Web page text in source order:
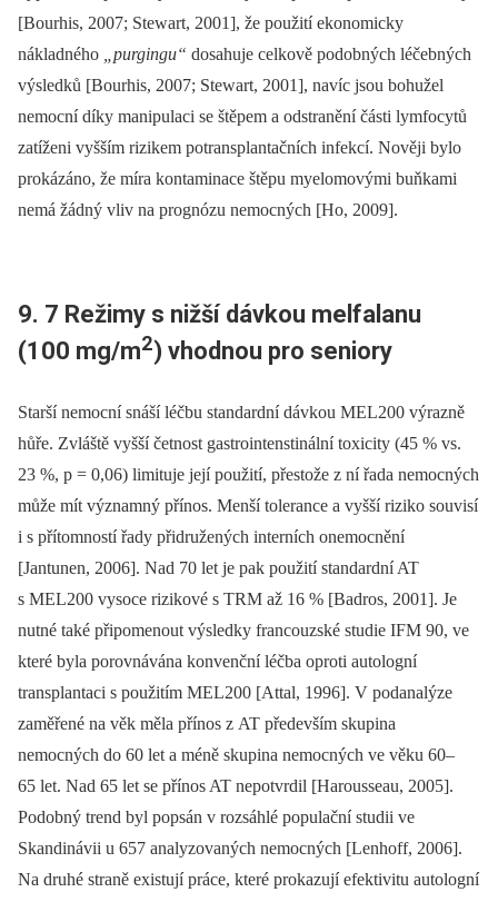
[Bourhis, 2007; Stewart, 2001], že použití ekonomicky
nákladného
„purgingu“ dosahuje celkově podobných léčebných
výsledků [Bourhis, 2007; Stewart, 2001], navíc jsou bohužel
nemocní díky manipulaci se štěpem a odstranění části lymfocytů
zatíženi vyšším rizikem potransplantačních infekcí. Nověji bylo
prokázáno, že míra kontaminace štěpu myelomovými buňkami
nemá žádný vliv na prognózu nemocných [Ho, 2009].
9. 7 Režimy s nižší dávkou melfalanu
(100 mg/m2) vhodnou pro seniory
Starší nemocní snáší léčbu standardní dávkou MEL200 výrazně
hůře. Zvláště vyšší četnost gastrointenstinální toxicity (45 % vs.
23 %, p = 0,06) limituje její použití, přestože z ní řada nemocných
může mít významný přínos. Menší tolerance a vyšší riziko souvisí
i s přítomností řady přidružených interních onemocnění
[Jantunen, 2006]. Nad 70 let je pak použití standardní AT
s MEL200 vysoce rizikové s TRM až 16 % [Badros, 2001]. Je
nutné také připomenout výsledky francouzské studie IFM 90, ve
které byla porovnávána konvenční léčba oproti autologní
transplantaci s použitím MEL200 [Attal, 1996]. V podanalýze
zaměřené na věk měla přínos z AT především skupina
nemocných do 60 let a méně skupina nemocných ve věku 60–
65 let. Nad 65 let se přínos AT nepotvrdil [Harousseau, 2005].
Podobný trend byl popsán v rozsáhlé populační studii ve
Skandinávii u 657 analyzovaných nemocných [Lenhoff, 2006].
Na druhé straně existují práce, které prokazují efektivitu autologní